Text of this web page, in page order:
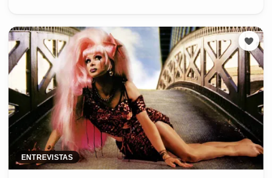
ENTREVISTAS